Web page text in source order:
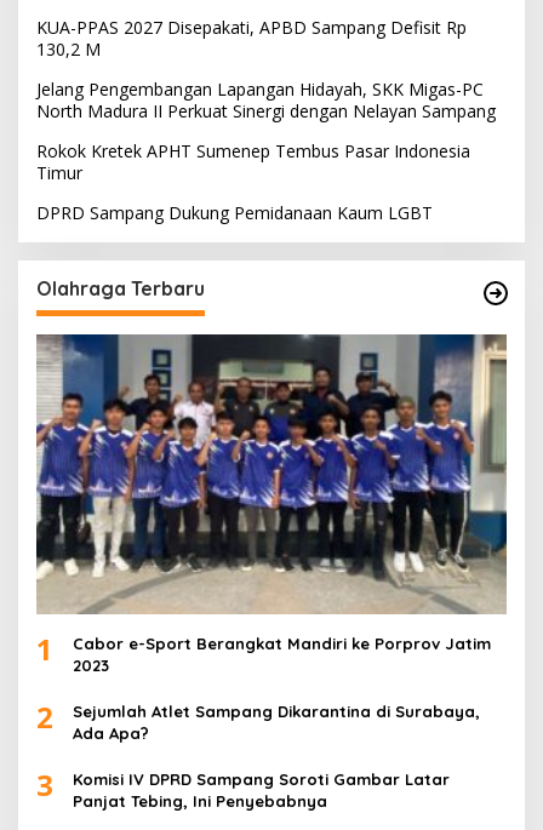
KUA-PPAS 2027 Disepakati, APBD Sampang Defisit Rp
130,2 M
Jelang Pengembangan Lapangan Hidayah, SKK Migas-PC
North Madura II Perkuat Sinergi dengan Nelayan Sampang
Rokok Kretek APHT Sumenep Tembus Pasar Indonesia
Timur
DPRD Sampang Dukung Pemidanaan Kaum LGBT
Olahraga Terbaru
1
Cabor e-Sport Berangkat Mandiri ke Porprov Jatim
2023
2
Sejumlah Atlet Sampang Dikarantina di Surabaya,
Ada Apa?
3
Komisi IV DPRD Sampang Soroti Gambar Latar
Panjat Tebing, Ini Penyebabnya